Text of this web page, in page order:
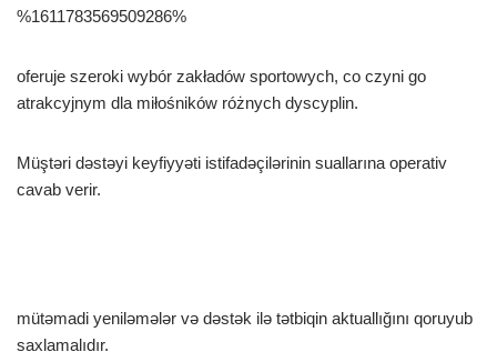
%1611783569509286%
oferuje szeroki wybór zakładów sportowych, co czyni go
atrakcyjnym dla miłośników różnych dyscyplin.
Müştəri dəstəyi keyfiyyəti istifadəçilərinin suallarına operativ
cavab verir.
mütəmadi yeniləmələr və dəstək ilə tətbiqin aktuallığını qoruyub
saxlamalıdır.